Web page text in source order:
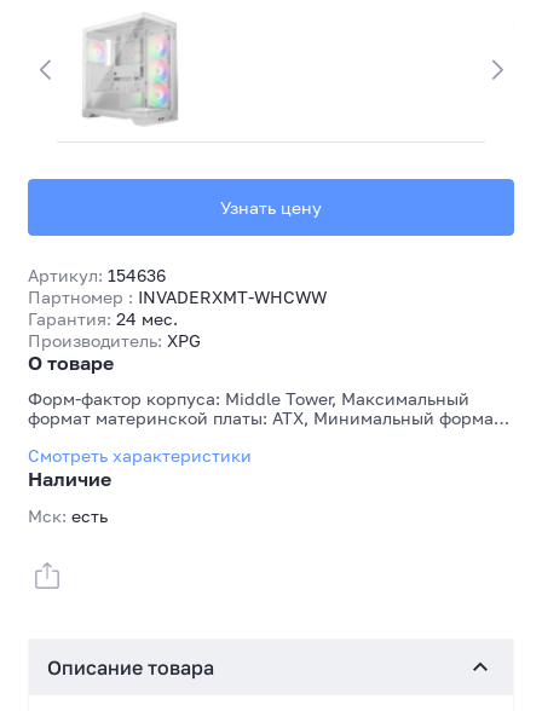
Артикул: 154636
Партномер : INVADERXMT-WHCWW
Гарантия: 24 мес.
Производитель: XPG
О товаре
Форм-фактор корпуса: Middle Tower, Максимальный
формат материнской платы: ATX, Минимальный формат
видеокарты, мм: 400 мм, Максимальная высота кулера
для CPU, мм: 175 мм, Количество слотов для карт
профиль (Full High), Основной цвет корпуса снаружи:
питания, мм: 240 мм
Смотреть характеристики
Наличие
Мск:есть
Узнать цену
Описание товара